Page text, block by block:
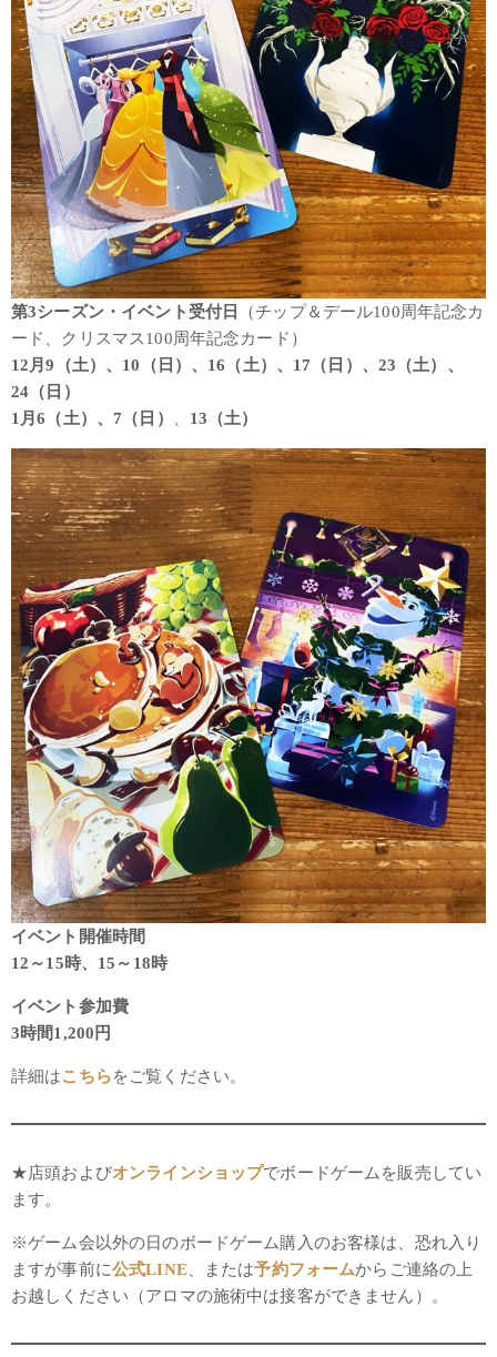
第3シーズン・イベント受付日
（チップ＆デール100周年記念カ
ード、クリスマス100周年記念カード）
12月9（土）、10（日）、16（土）、17（日）、23（土）、
24（日）
1月6（土）、7（日）
、 13（土）
イベント開催時間
12～15時、15～18時
イベント参加費
3時間1,200円
詳細はこちらをご覧ください。
★店頭およびオンラインショップでボードゲームを販売してい
ます。
※ゲーム会以外の日のボードゲーム購入のお客様は、恐れ入り
ますが事前に公式LINE、または予約フォームからご連絡の上
お越しください（アロマの施術中は接客ができません）。